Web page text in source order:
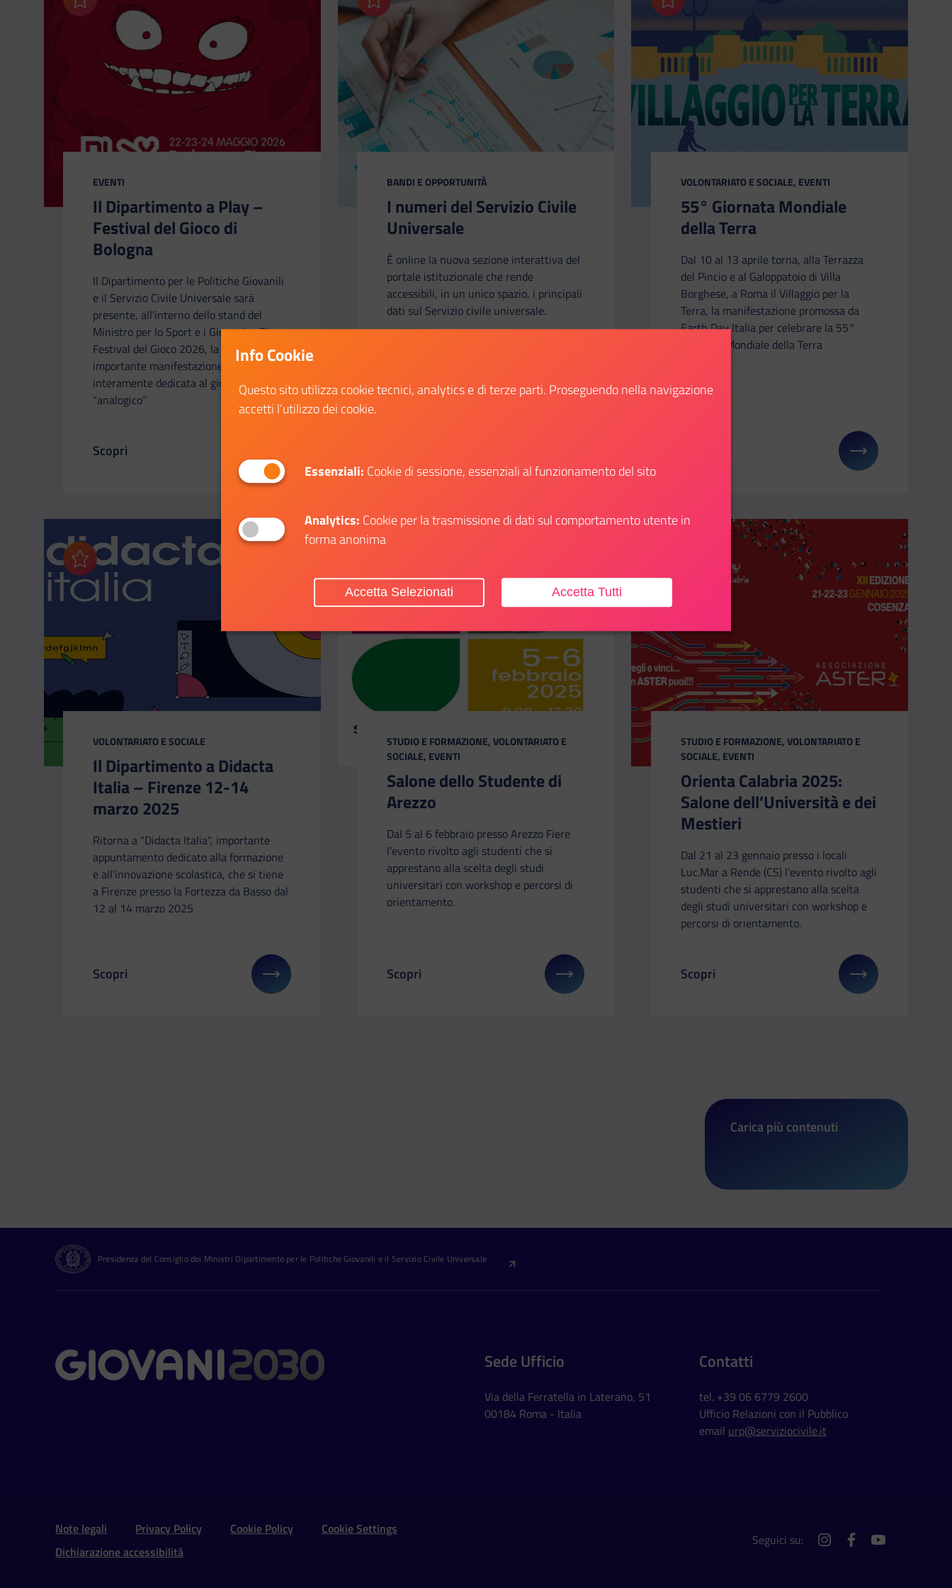
Aggiungi ai preferiti
CATEGORIA:
EVENTI
Il Dipartimento a Play –
Festival del Gioco di
Bologna
Il Dipartimento per le Politiche Giovanili
e il Servizio Civile Universale sarà
presente, all’interno dello stand del
Ministro per lo Sport e i Giovani, a Play -
Festival del Gioco 2026, la più
importante manifestazione italiana
interamente dedicata al gioco
“analogico”
Il link ti porterà ad avere maggiori dettagli su: Il Dipartimento a Play – Festival del Gioco di Bologna
Scopri
Aggiungi ai preferiti
CATEGORIA:
BANDI E OPPORTUNITÀ
I numeri del Servizio Civile
Universale
È online la nuova sezione interattiva del
portale istituzionale che rende
accessibili, in un unico spazio, i principali
dati sul Servizio civile universale.
Aggiungi ai preferiti
CATEGORIA:
VOLONTARIATO E SOCIALE, EVENTI
55° Giornata Mondiale
della Terra
Dal 10 al 13 aprile torna, alla Terrazza
del Pincio e al Galoppatoio di Villa
Borghese, a Roma il Villaggio per la
Terra, la manifestazione promossa da
Earth Day Italia per celebrare la 55°
Giornata Mondiale della Terra
Il link ti porterà ad avere maggiori dettagli su:
Aggiungi ai preferiti
CATEGORIA:
VOLONTARIATO E SOCIALE
Il Dipartimento a Didacta
Italia – Firenze 12-14
marzo 2025
Ritorna a “Didacta Italia", importante
appuntamento dedicato alla formazione
e all'innovazione scolastica, che si tiene
a Firenze presso la Fortezza da Basso dal
12 al 14 marzo 2025
Il link ti porterà ad avere maggiori dettagli su: Il Dipartimento a Didacta Italia – Firenze 12-14 marzo 2025
Scopri
CATEGORIA:
STUDIO E FORMAZIONE, VOLONTARIATO E
SOCIALE, EVENTI
Salone dello Studente di
Arezzo
Dal 5 al 6 febbraio presso Arezzo Fiere
l’evento rivolto agli studenti che si
apprestano alla scelta degli studi
universitari con workshop e percorsi di
orientamento.
Il link ti porterà ad avere maggiori dettagli su: Salone dello Studente di Arezzo
Scopri
Aggiungi ai preferiti
CATEGORIA:
STUDIO E FORMAZIONE, VOLONTARIATO E
SOCIALE, EVENTI
Orienta Calabria 2025:
Salone dell’Università e dei
Mestieri
Dal 21 al 23 gennaio presso i locali
Luc.Mar a Rende (CS) l’evento rivolto agli
studenti che si apprestano alla scelta
degli studi universitari con workshop e
percorsi di orientamento.
Il link ti porterà ad avere maggiori dettagli su:
Scopri
Carica più contenuti
Presidenza del Consiglio dei Ministri Dipartimento per le Politiche Giovanili e il Servizio Civile Universale
Contatti Sede Ufficio
Via della Ferratella in Laterano, 51
00184 Roma - Italia
Contatti
tel. +39 06 6779 2600
Ufficio Relazioni con il Pubblico
email urp@serviziocivile.it
Sezione Link Utili e Social Networks
Note legali Privacy Policy Cookie Policy
Cookie Settings
Dichiarazione accessibilità
Seguici su: instagramfacebookyoutube
Info Cookie
Questo sito utilizza cookie tecnici, analytics e di terze parti. Proseguendo nella navigazione
accetti l’utilizzo dei cookie.
Essenziali: Cookie di sessione, essenziali al funzionamento del sito
Analytics: Cookie per la trasmissione di dati sul comportamento utente in
forma anonima
Accetta Tutti
Accetta Selezionati